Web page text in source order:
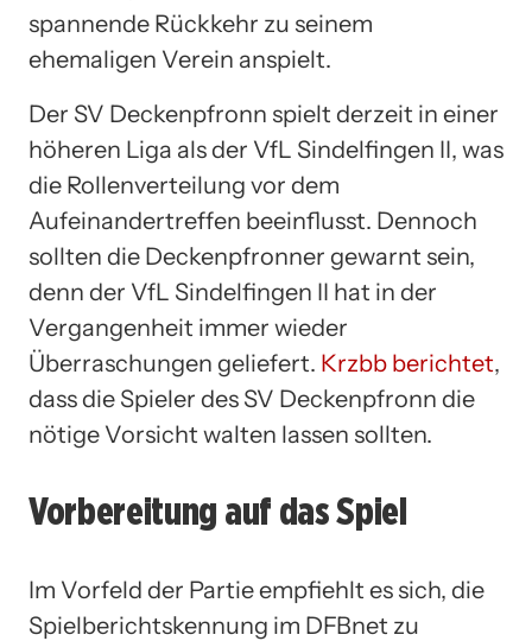
spannende Rückkehr zu seinem
ehemaligen Verein anspielt.
Der SV Deckenpfronn spielt derzeit in einer
höheren Liga als der VfL Sindelfingen II, was
die Rollenverteilung vor dem
Aufeinandertreffen beeinflusst. Dennoch
sollten die Deckenpfronner gewarnt sein,
denn der VfL Sindelfingen II hat in der
Vergangenheit immer wieder
Überraschungen geliefert. Krzbb berichtet,
dass die Spieler des SV Deckenpfronn die
nötige Vorsicht walten lassen sollten.
Vorbereitung auf das Spiel
Im Vorfeld der Partie empfiehlt es sich, die
Spielberichtskennung im DFBnet zu